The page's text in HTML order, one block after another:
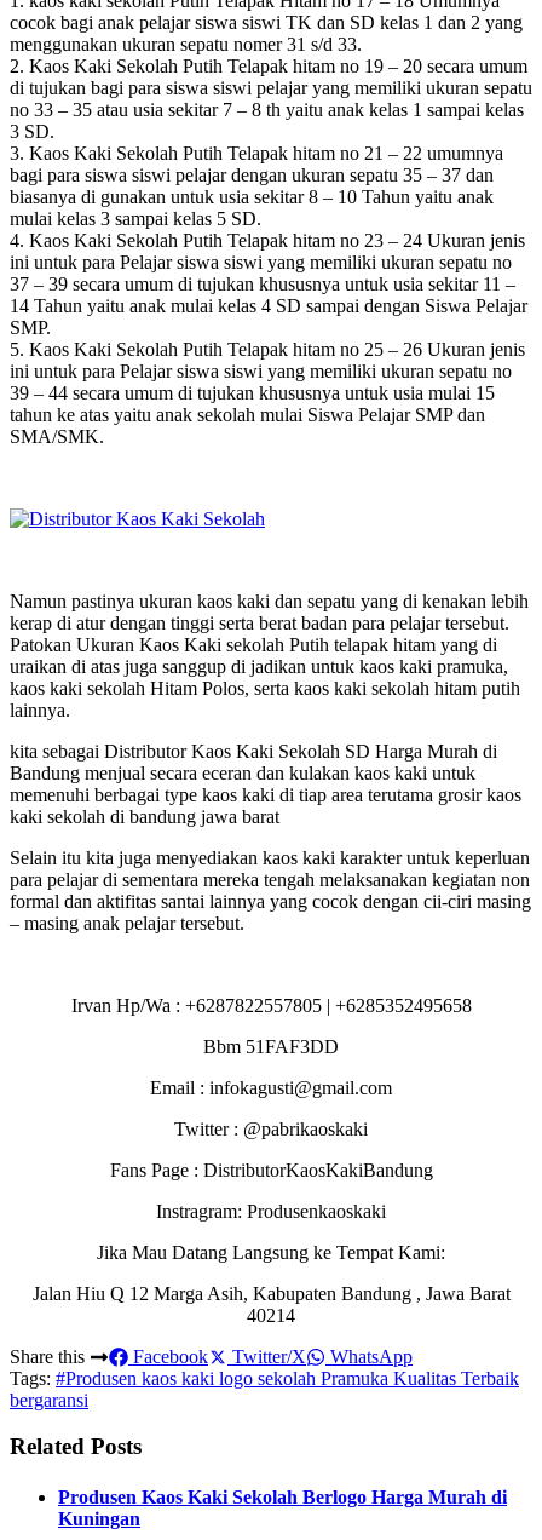
cocok bagi anak pelajar siswa siswi TK dan SD kelas 1 dan 2 yang
menggunakan ukuran sepatu nomer 31 s/d 33.
2. Kaos Kaki Sekolah Putih Telapak hitam no 19 – 20 secara umum
di tujukan bagi para siswa siswi pelajar yang memiliki ukuran sepatu
no 33 – 35 atau usia sekitar 7 – 8 th yaitu anak kelas 1 sampai kelas
3 SD.
3. Kaos Kaki Sekolah Putih Telapak hitam no 21 – 22 umumnya
bagi para siswa siswi pelajar dengan ukuran sepatu 35 – 37 dan
biasanya di gunakan untuk usia sekitar 8 – 10 Tahun yaitu anak
mulai kelas 3 sampai kelas 5 SD.
4. Kaos Kaki Sekolah Putih Telapak hitam no 23 – 24 Ukuran jenis
ini untuk para Pelajar siswa siswi yang memiliki ukuran sepatu no
37 – 39 secara umum di tujukan khususnya untuk usia sekitar 11 –
14 Tahun yaitu anak mulai kelas 4 SD sampai dengan Siswa Pelajar
SMP.
5. Kaos Kaki Sekolah Putih Telapak hitam no 25 – 26 Ukuran jenis
ini untuk para Pelajar siswa siswi yang memiliki ukuran sepatu no
39 – 44 secara umum di tujukan khususnya untuk usia mulai 15
tahun ke atas yaitu anak sekolah mulai Siswa Pelajar SMP dan
SMA/SMK.
Namun pastinya ukuran kaos kaki dan sepatu yang di kenakan lebih
kerap di atur dengan tinggi serta berat badan para pelajar tersebut.
Patokan Ukuran Kaos Kaki sekolah Putih telapak hitam yang di
uraikan di atas juga sanggup di jadikan untuk kaos kaki pramuka,
kaos kaki sekolah Hitam Polos, serta kaos kaki sekolah hitam putih
lainnya.
kita sebagai Distributor Kaos Kaki Sekolah SD Harga Murah di
Bandung menjual secara eceran dan kulakan kaos kaki untuk
memenuhi berbagai type kaos kaki di tiap area terutama grosir kaos
kaki sekolah di bandung jawa barat
Selain itu kita juga menyediakan kaos kaki karakter untuk keperluan
para pelajar di sementara mereka tengah melaksanakan kegiatan non
formal dan aktifitas santai lainnya yang cocok dengan cii-ciri masing
– masing anak pelajar tersebut.
Irvan Hp/Wa : +6287822557805 | +6285352495658
Bbm 51FAF3DD
Email : infokagusti@gmail.com
Twitter : @pabrikaoskaki
Fans Page : DistributorKaosKakiBandung
Instragram: Produsenkaoskaki
Jika Mau Datang Langsung ke Tempat Kami:
Jalan Hiu Q 12 Marga Asih, Kabupaten Bandung , Jawa Barat
40214
Share this
Facebook Twitter/X
WhatsApp
Tags: #Produsen kaos kaki logo sekolah Pramuka Kualitas Terbaik
bergaransi
Related Posts
Produsen Kaos Kaki Sekolah Berlogo Harga Murah di
Kuningan